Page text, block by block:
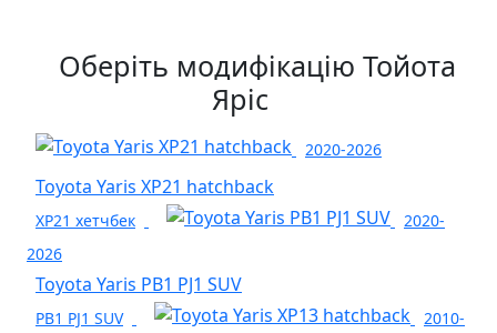
Оберіть модифікацію Тойота
Яріс
2020-2026
Toyota Yaris XP21 hatchback
XP21 хетчбек
2020-
2026
Toyota Yaris PB1 PJ1 SUV
PB1 PJ1 SUV
2010-